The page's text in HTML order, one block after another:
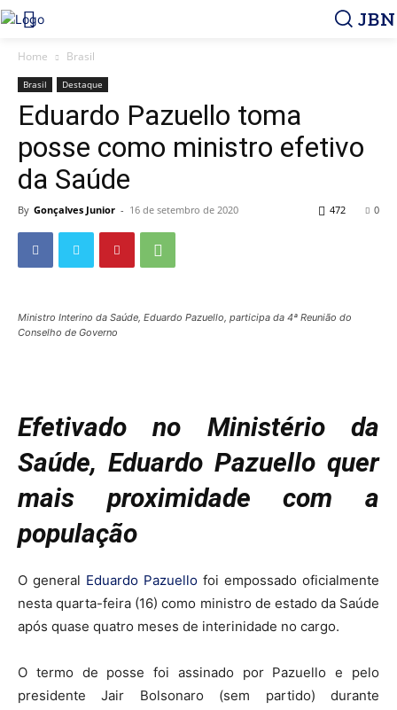
JBN
Home Brasil
Brasil Destaque
Eduardo Pazuello toma
posse como ministro efetivo
da Saúde
By Gonçalves Junior - 16 de setembro de 2020 0
472
Ministro Interino da Saúde, Eduardo Pazuello, participa da 4ª Reunião do
Conselho de Governo
Efetivado no Ministério da
Saúde, Eduardo Pazuello quer
mais proximidade com a
população
O general Eduardo Pazuello foi empossado oficialmente
nesta quarta-feira (16) como ministro de estado da Saúde
após quase quatro meses de interinidade no cargo.
O termo de posse foi assinado por Pazuello e pelo
presidente Jair Bolsonaro (sem partido) durante